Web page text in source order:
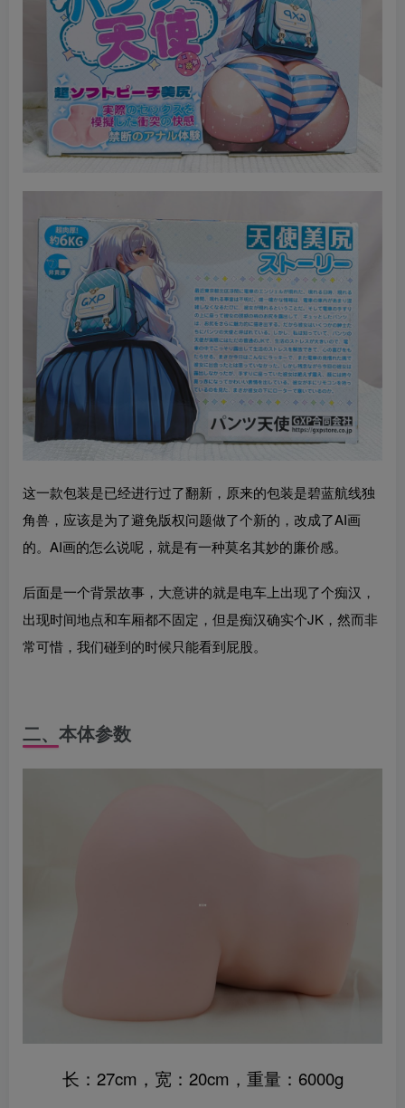
这一款包装是已经进行过了翻新，原来的包装是碧蓝航线独
角兽，应该是为了避免版权问题做了个新的，改成了AI画
的。AI画的怎么说呢，就是有一种莫名其妙的廉价感。
后面是一个背景故事，大意讲的就是电车上出现了个痴汉，
出现时间地点和车厢都不固定，但是痴汉确实个JK，然而非
常可惜，我们碰到的时候只能看到屁股。
二、 本体参数
长：27cm，宽：20cm，重量：6000g